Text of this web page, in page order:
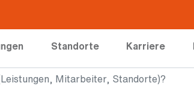
Standorte Karriere